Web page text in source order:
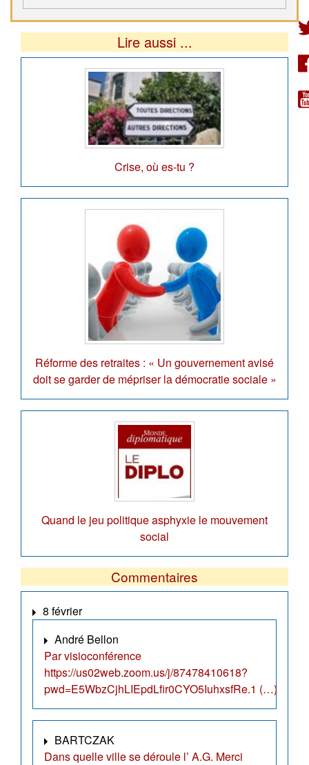
Lire aussi ...
Crise, où es-tu ?
Réforme des retraites : « Un gouvernement avisé
doit se garder de mépriser la démocratie sociale »
Quand le jeu politique asphyxie le mouvement
social
Commentaires
8 février
André Bellon
Par visioconférence
https://us02web.zoom.us/j/87478410618?
pwd=E5WbzCjhLIEpdLfir0CYO5IuhxsfRe.1 (…)
BARTCZAK
Dans quelle ville se déroule l’ A.G. Merci